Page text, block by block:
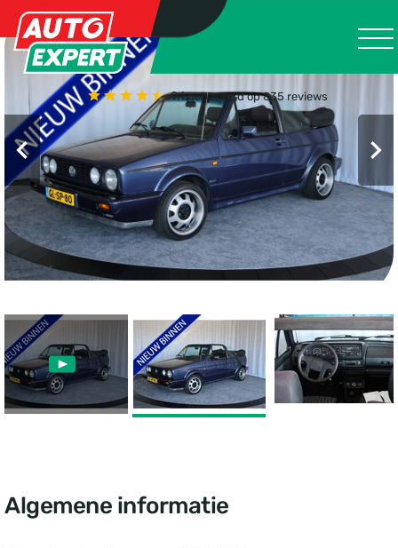
9.1gebaseerd op 835 reviews
Algemene informatie